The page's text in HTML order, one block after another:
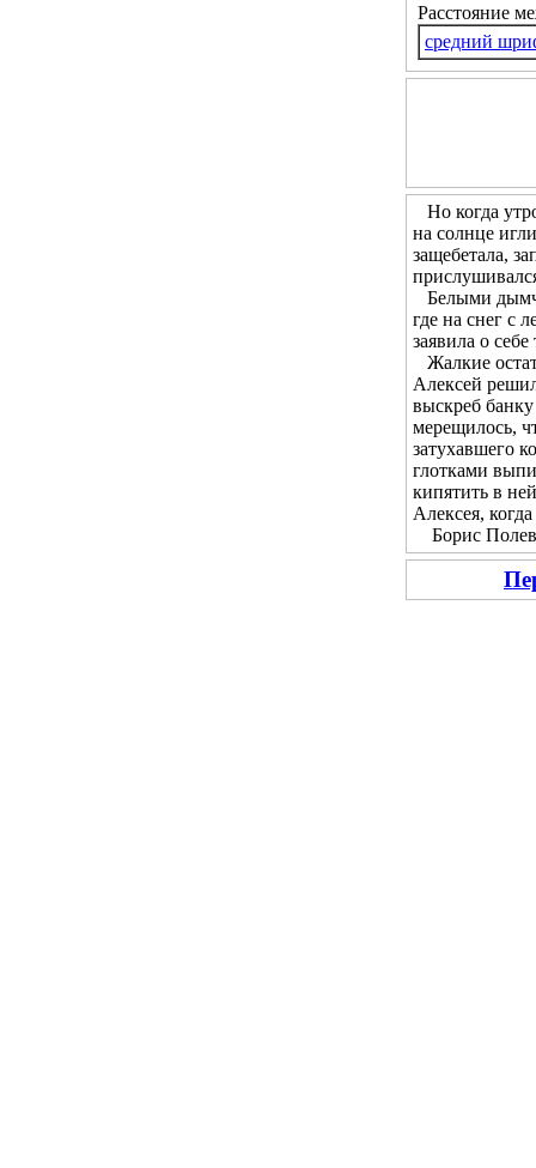
Расстояние
средний
Но когда
на солнце
защебетала,
Белыми
где на снег с
заявила о
Жалкие
Алексей
выскреб
мерещилось,
затухавшего
глотками
кипятить в
Алексея,
Борис